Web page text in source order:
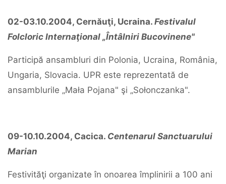
02-03.10.2004, Cernăuţi, Ucraina. Festivalul
Folcloric Internaţional „Întâlniri Bucovinene"
Participă ansambluri din Polonia, Ucraina, România,
Ungaria, Slovacia. UPR este reprezentată de
ansamblurile „Mała Pojana" şi „Sołonczanka".
09-10.10.2004, Cacica. Centenarul Sanctuarului
Marian
Festivităţi organizate în onoarea împlinirii a 100 ani